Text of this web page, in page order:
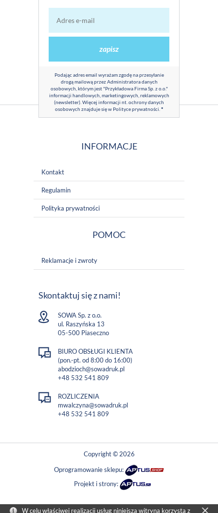
zapisz
Podając adres email wyrażam zgodę na przesyłanie
drogą mailową przez Administratora danych
osobowych, którym jest "Przykładowa Firma Sp. z o.o."
informacji handlowych, marketingowych, reklamowych
(newsletter). Więcej informacji nt. ochrony danych
osobowych znajduje się w Polityce prywatności *
INFORMACJE
Kontakt
Regulamin
Polityka prywatności
POMOC
Reklamacje i zwroty
Skontaktuj się z nami!
SOWA Sp. z o.o.
ul. Raszyńska 13
05-500 Piaseczno
BIURO OBSŁUGI KLIENTA
(pon.-pt. od 8:00 do 16:00)
abodzioch@sowadruk.pl
+48 532 541 809
ROZLICZENIA
mwalczyna@sowadruk.pl
+48 532 541 809
Copyright © 2026
Oprogramowanie sklepu:
Projekt i strony:
W celu właściwej realizacji usług niniejsza witryna korzysta z